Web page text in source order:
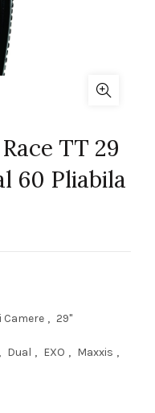
TT 29
60 Pliabila
Camere , 29"
, Dual , EXO , Maxxis ,